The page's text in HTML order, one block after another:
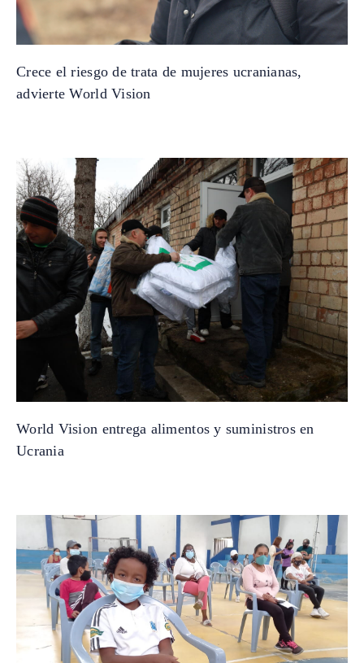
Crece el riesgo de trata de mujeres ucranianas,
advierte World Vision
World Vision entrega alimentos y suministros en
Ucrania